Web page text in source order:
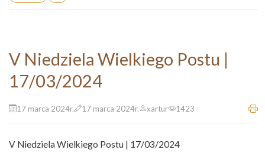
V Niedziela Wielkiego Postu |
17/03/2024
17 marca 2024r. 17 marca 2024r. xartur 1423
V Niedziela Wielkiego Postu | 17/03/2024